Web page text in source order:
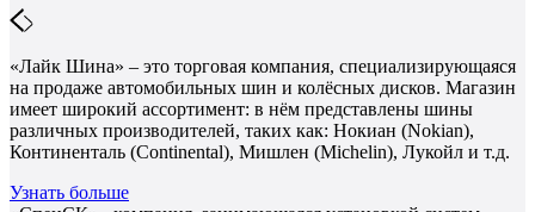
«Лайк Шина» – это торговая компания, специализирующаяся
на продаже автомобильных шин и колёсных дисков. Магазин
имеет широкий ассортимент: в нём представлены шины
различных производителей, таких как: Нокиан (Nokian),
Континенталь (Continental), Мишлен (Michelin), Лукойл и т.д.
Узнать больше